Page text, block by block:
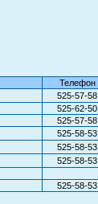
Телефон
525-57-58
525-62-50
525-57-58
525-58-53
525-58-53
525-58-53
525-58-53